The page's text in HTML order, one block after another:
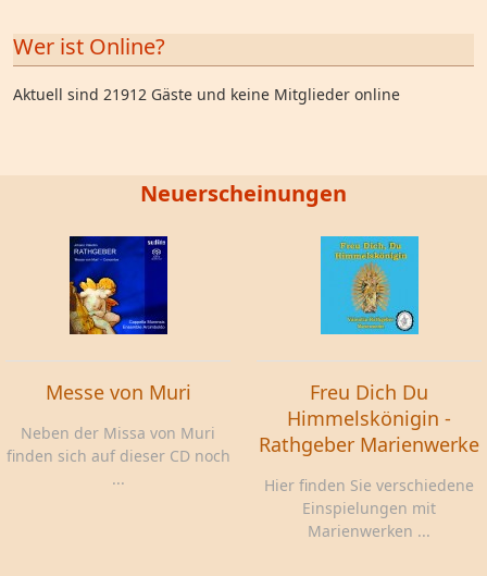
Wer ist Online?
Aktuell sind 21912 Gäste und keine Mitglieder online
Neuerscheinungen
Messe von Muri
Neben der Missa von Muri
finden sich auf dieser CD noch
...
Freu Dich Du
Himmelskönigin -
Rathgeber Marienwerke
Hier finden Sie verschiedene
Einspielungen mit
Marienwerken ...